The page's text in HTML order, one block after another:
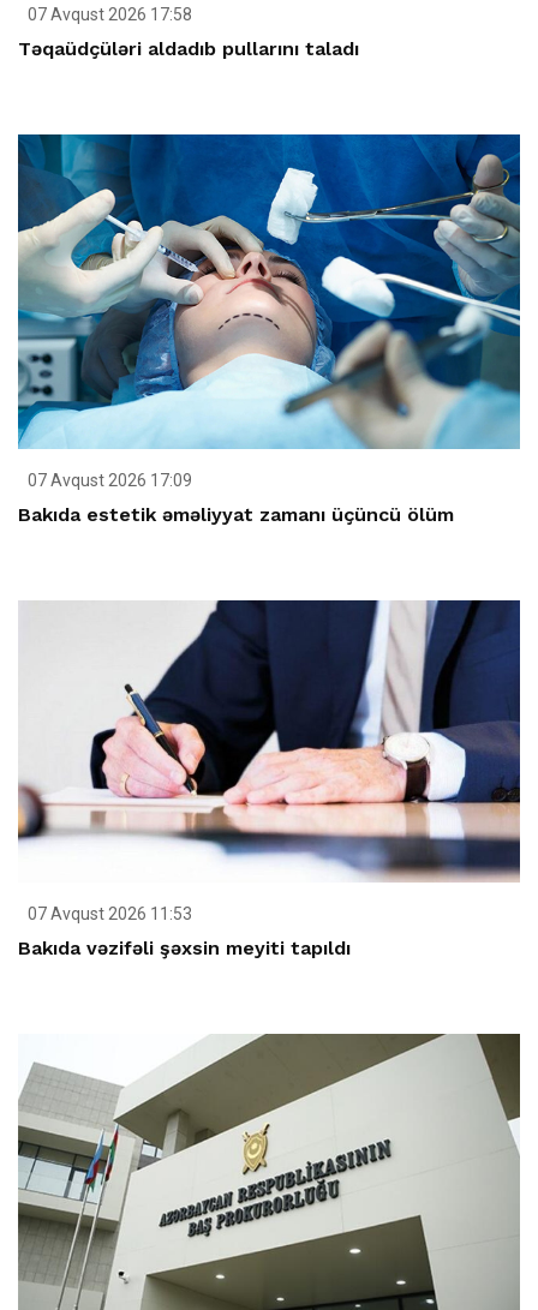
07 Avqust 2026 17:58
Təqaüdçüləri aldadıb pullarını taladı
07 Avqust 2026 17:09
Bakıda estetik əməliyyat zamanı üçüncü ölüm
07 Avqust 2026 11:53
Bakıda vəzifəli şəxsin meyiti tapıldı